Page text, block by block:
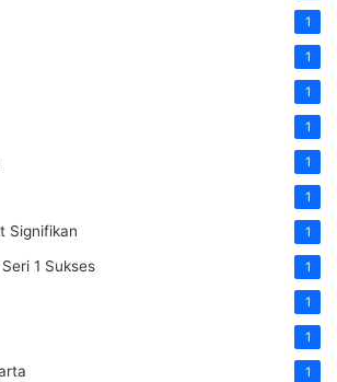
1
1
1
1
1
1
Signifikan 1
1 Sukses 1
1
1
1